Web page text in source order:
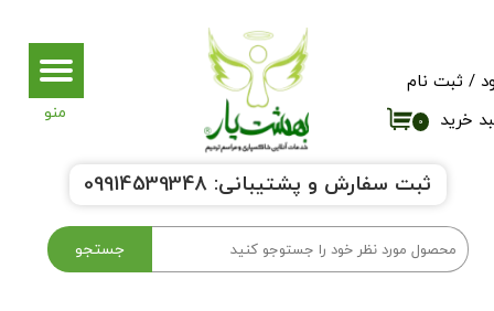
جستجو
۰ خرید
/ ثبت نام
تغییر گذر واژه
خروج از حساب کاربری
ثبت سفارش و پشتیبانی: 09914539348